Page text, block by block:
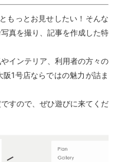
もっとお見せしたい！そんな
真を撮り、記事を作成した特
インテリア、利用者の方々の
1号店ならではの魅力が詰ま
すので、ぜひ遊びに来てくだ